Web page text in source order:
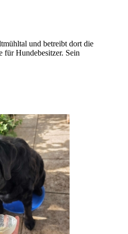
und betreibt dort die
für Hundebesitzer. Sein